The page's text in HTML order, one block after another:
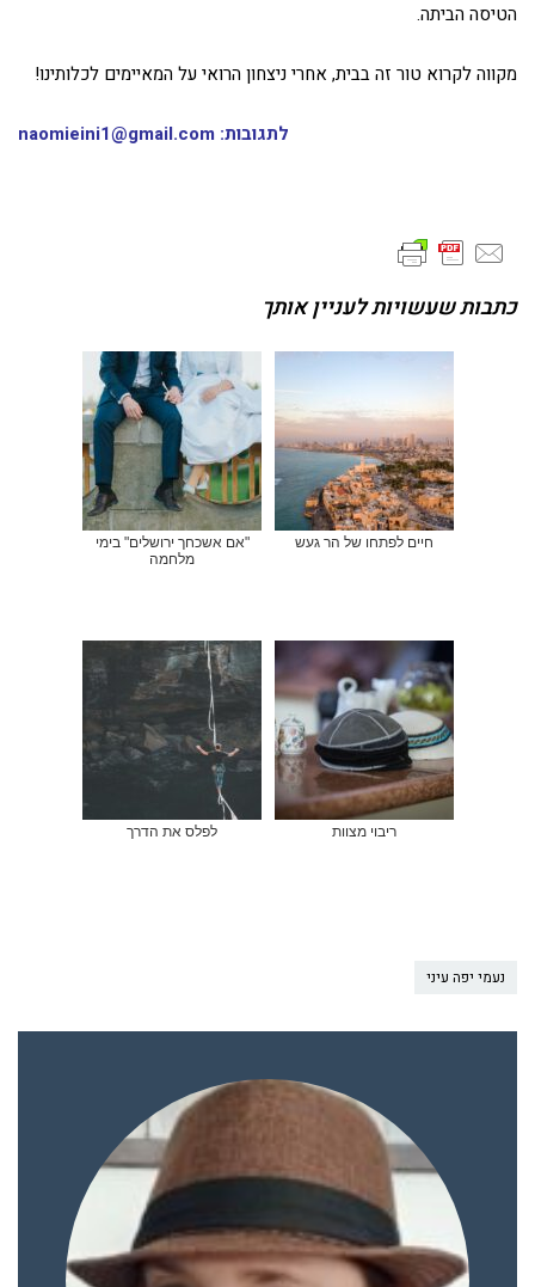
הטיסה הביתה.
מקווה לקרוא טור זה בבית, אחרי ניצחון הרואי על המאיימים לכלותינו!
לתגובות: naomieini1@gmail.com
כתבות שעשויות לעניין אותך
חיים לפתחו של הר געש
"אם אשכחך ירושלים" בימי
מלחמה
ריבוי מצוות לפלס את הדרך
נעמי יפה עיני